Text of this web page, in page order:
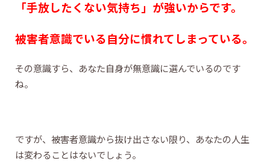
「手放したくない気持ち」が強いからです。
被害者意識でいる自分に慣れてしまっている。
その意識すら、あなた自身が無意識に選んでいるのです
ね。
ですが、被害者意識から抜け出さない限り、あなたの人生
は変わることはないでしょう。